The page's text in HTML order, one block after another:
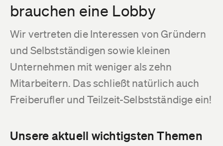
brauchen eine Lobby
Wir vertreten die Interessen von Gründern
und Selbstständigen sowie kleinen
Unternehmen mit weniger als zehn
Mitarbeitern. Das schließt natürlich auch
Freiberufler und Teilzeit-Selbstständige ein!
Unsere aktuell wichtigsten Themen